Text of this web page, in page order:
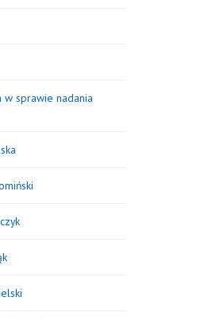
w sprawie nadania